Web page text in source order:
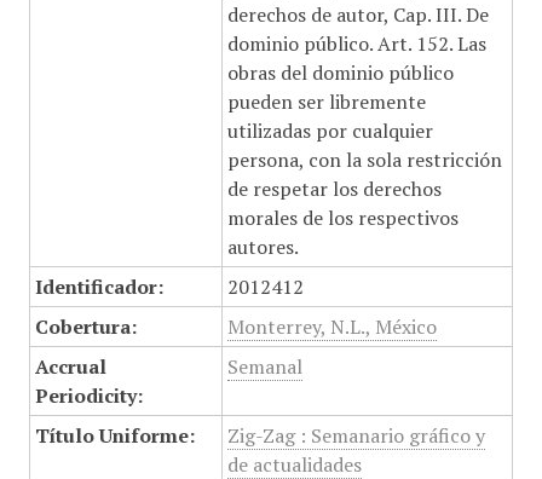
derechos de autor, Cap. III. De
dominio público. Art. 152. Las
obras del dominio público
pueden ser libremente
utilizadas por cualquier
persona, con la sola restricción
de respetar los derechos
morales de los respectivos
autores.
Identificador:
2012412
Cobertura:
Monterrey, N.L., México
Accrual
Periodicity:
Semanal
Título Uniforme:
Zig-Zag : Semanario gráfico y
de actualidades